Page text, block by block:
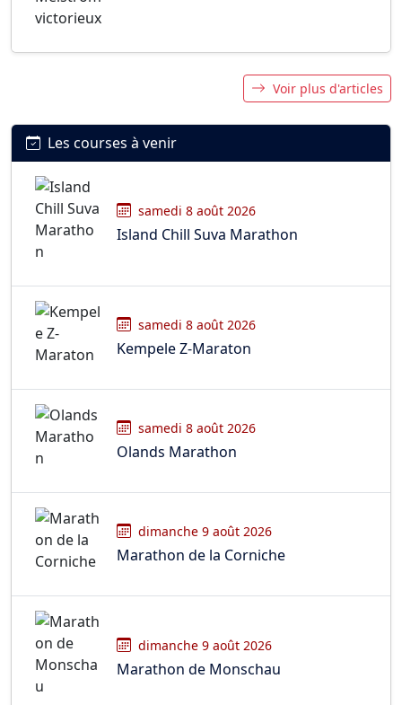
Voir plus d'articles
Les courses à venir
samedi 8 août 2026
Island Chill Suva Marathon
samedi 8 août 2026
Kempele Z-Maraton
samedi 8 août 2026
Olands Marathon
dimanche 9 août 2026
Marathon de la Corniche
dimanche 9 août 2026
Marathon de Monschau